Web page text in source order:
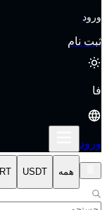
ورود
ثبت نام
فا
ورود
همه USDT
IRT